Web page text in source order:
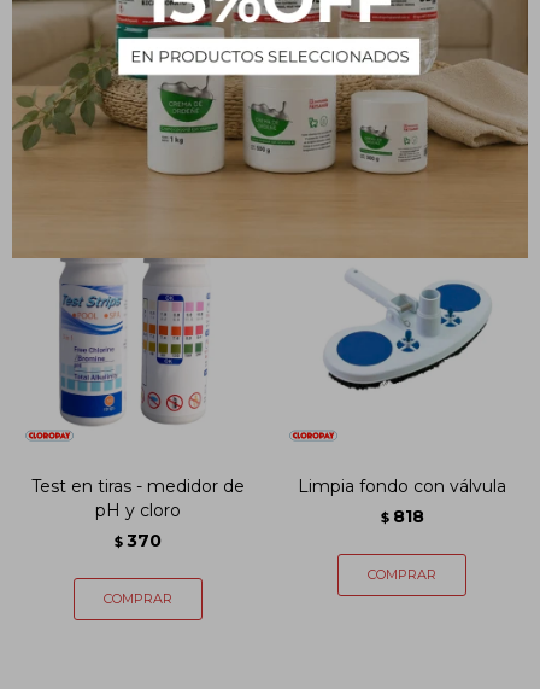
Repuesto Kit para medir
pH y Cloro
$ 201
Limpiafondo con bolsa
786
Test en tiras - medidor de
pH y cloro
$ 370
Limpia fondo con válvula
$ 818